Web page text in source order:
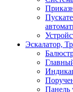
Эскалатор,
Панель